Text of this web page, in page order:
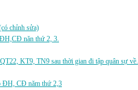
chỉnh sửa)
năn thứ 2, 3.
KT9, TN9 sau thời gian đi tập quân sự về.
ĐH, CĐ năm thứ 2,3